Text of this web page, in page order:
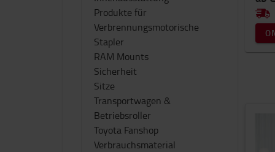
Produkte für
Verbrennungsmotorische
Stapler
RAM Mounts
Sicherheit
Sitze
Transportwagen &
Betriebsroller
Toyota Fanshop
Verbrauchsmaterial